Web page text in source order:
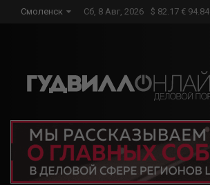
Смоленск Сб, 8 Авг, 2026 $ 82.17 € 94.84